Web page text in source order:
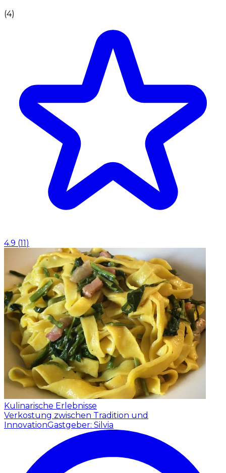
(4)
4.9 (11)
Kulinarische Erlebnisse
Verkostung zwischen Tradition und
InnovationGastgeber: Silvia